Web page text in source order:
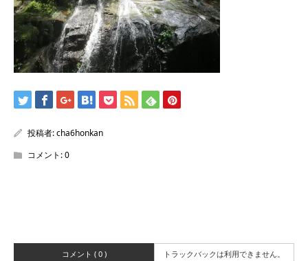
/home/sentakuya/charoku.jp/public_html/wp-
content/themes/kadan_tcd056/single.php
投稿者:cha6honkan
コメント:0
コメント ( 0 ) トラックバックは利用できません。